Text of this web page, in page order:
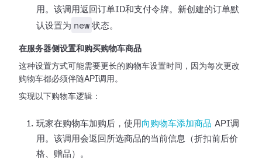
用。该调用返回订单ID和支付令牌。新创建的订单默
认设置为 new 状态。
在服务器侧设置和购买购物车商品
这种设置方式可能需要更长的购物车设置时间，因为每次更改
购物车都必须伴随API调用。
实现以下购物车逻辑：
玩家在购物车加购后，使用 向购物车添加商品 API调
用。该调用会返回所选商品的当前信息（折扣前后价
格、赠品）。